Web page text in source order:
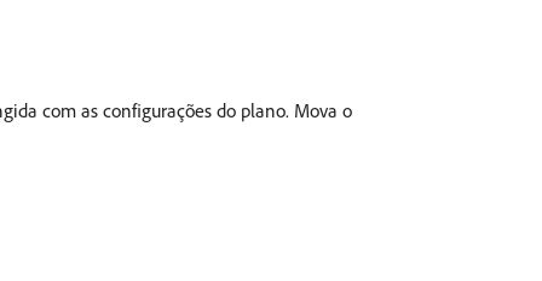
com as configurações do plano. Mova o